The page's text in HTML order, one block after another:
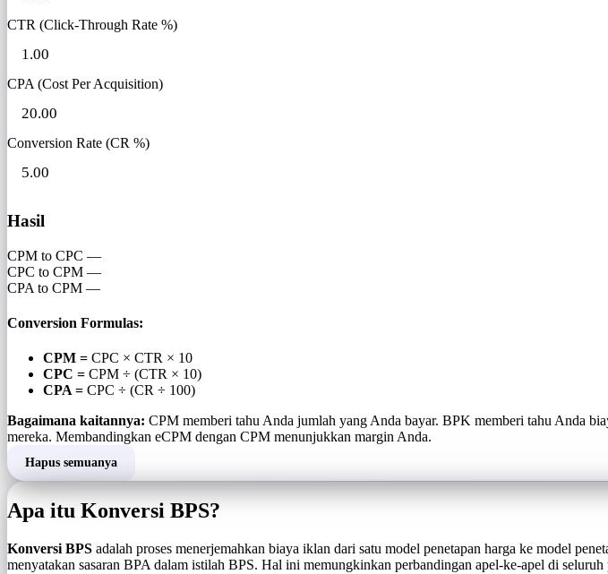
CTR (Click-Through Rate %)
CPA (Cost Per Acquisition)
Conversion Rate (CR %)
Hasil
CPM to CPC —
CPC to CPM —
CPA to CPM —
Conversion Formulas:
CPM = CPC × CTR × 10
CPC = CPM ÷ (CTR × 10)
CPA = CPC ÷ (CR ÷ 100)
Bagaimana kaitannya: CPM memberi tahu Anda jumlah yang Anda bayar. BPK memberi tahu Anda
mereka. Membandingkan eCPM dengan CPM menunjukkan margin Anda.
Hapus semuanya
Apa itu Konversi BPS?
Konversi BPS adalah proses menerjemahkan biaya iklan dari satu model penetapan harga ke model
menyatakan sasaran BPA dalam istilah BPS. Hal ini memungkinkan perbandingan apel-ke-apel di